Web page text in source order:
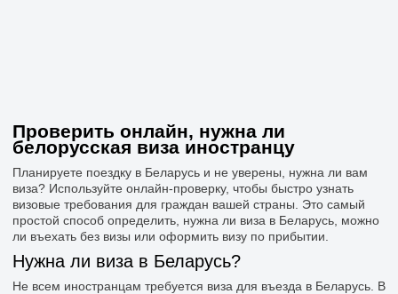
Проверить онлайн, нужна ли
белорусская виза иностранцу
Планируете поездку в Беларусь и не уверены, нужна ли вам
виза? Используйте онлайн-проверку, чтобы быстро узнать
визовые требования для граждан вашей страны. Это самый
простой способ определить, нужна ли виза в Беларусь, можно
ли въехать без визы или оформить визу по прибытии.
Нужна ли виза в Беларусь?
Не всем иностранцам требуется виза для въезда в Беларусь. В